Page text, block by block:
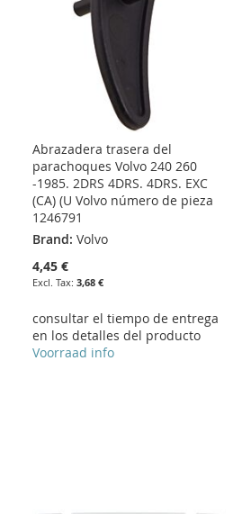
Abrazadera trasera del
parachoques Volvo 240 260
-1985. 2DRS 4DRS. 4DRS. EXC
(CA) (U Volvo número de pieza
1246791
Brand: Volvo
4,45 €
3,68 €
consultar el tiempo de entrega
en los detalles del producto
Voorraad info